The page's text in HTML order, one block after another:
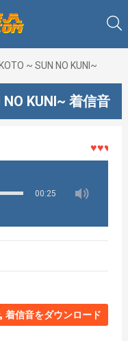
~ SUN NO KUNI~
KUNI~ 着信音
♥♥♥着メ
00:25
着信音をダウンロード